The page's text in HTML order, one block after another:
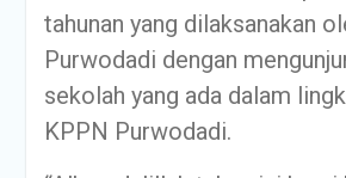
tahunan yang dilaksanakan
Purwodadi dengan
sekolah yang ada dalam
KPPN Purwodadi.